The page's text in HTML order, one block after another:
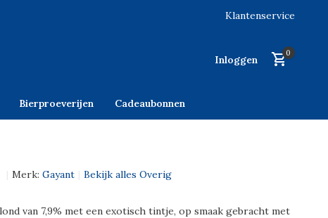
Klantenservice
Inloggen
0
Bierproeverijen Cadeaubonnen
Merk: Gayant Bekijk alles Overig
van 7,9% met een exotisch tintje, op smaak gebracht met